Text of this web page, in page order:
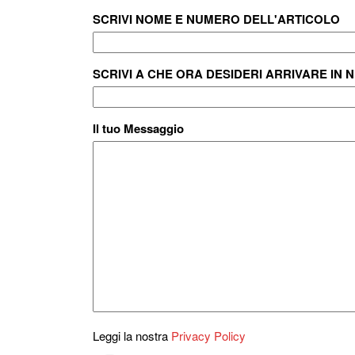
SCRIVI NOME E NUMERO DELL'ARTICOLO
SCRIVI A CHE ORA DESIDERI ARRIVARE IN
Il tuo Messaggio
Leggi la nostra Privacy Policy